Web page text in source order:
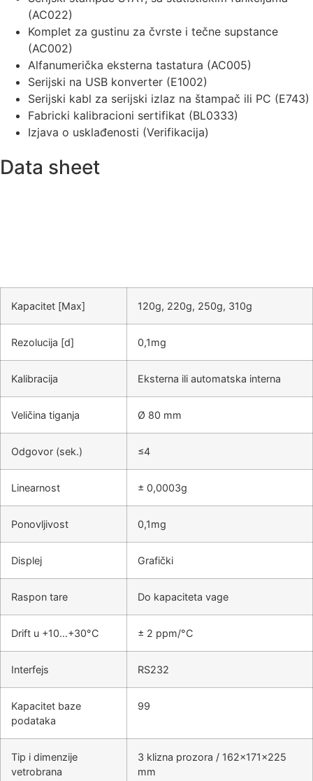
(AC022)
Komplet za gustinu za čvrste i tečne supstance
(AC002)
Alfanumerička eksterna tastatura (AC005)
Serijski na USB konverter (E1002)
Serijski kabl za serijski izlaz na štampač ili PC (E743)
Fabricki kalibracioni sertifikat (BL0333)
Izjava o usklađenosti (Verifikacija)
Data sheet
Kapacitet [Max] 120g, 220g, 250g, 310g
Rezolucija [d] 0,1mg
Kalibracija Eksterna ili automatska interna
Veličina tiganja Ø 80 mm
Odgovor (sek.) ≤4
Linearnost ± 0,0003g
Ponovljivost 0,1mg
Displej Grafički
Raspon tare Do kapaciteta vage
Drift u +10…+30°C ± 2 ppm/°C
Interfejs RS232
Kapacitet baze
podataka
99
Tip i dimenzije
vetrobrana
3 klizna prozora / 162x171x225
mm